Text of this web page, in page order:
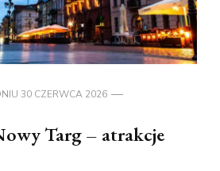
30 CZERWCA 2026
Targ – atrakcje